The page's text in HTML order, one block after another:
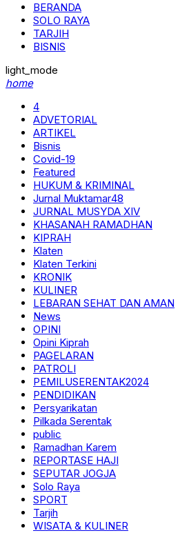
BERANDA
SOLO RAYA
TARJIH
BISNIS
light_mode
home
4
ADVETORIAL
ARTIKEL
Bisnis
Covid-19
Featured
HUKUM & KRIMINAL
Jurnal Muktamar48
JURNAL MUSYDA XIV
KHASANAH RAMADHAN
KIPRAH
Klaten
Klaten Terkini
KRONIK
KULINER
LEBARAN SEHAT DAN AMAN
News
OPINI
Opini Kiprah
PAGELARAN
PATROLI
PEMILUSERENTAK2024
PENDIDIKAN
Persyarikatan
Pilkada Serentak
public
Ramadhan Karem
REPORTASE HAJI
SEPUTAR JOGJA
Solo Raya
SPORT
Tarjih
WISATA & KULINER